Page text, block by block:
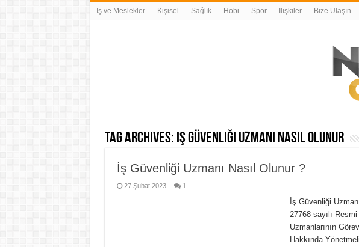
İş ve Meslekler Kişisel Sağlık Hobi Spor İlişkiler Bize Ulaşın
Tag Archives: iş güvenliği uzmanı nasıl olunur
İş Güvenliği Uzmanı Nasıl Olunur ?
27 Şubat 2023 1
İş Güvenliği
27768 sayılı
Uzmanlarının
Hakkında